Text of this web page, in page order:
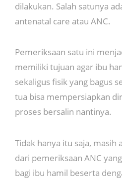
dilakukan. Salah satunya
antenatal care atau ANC.
Pemeriksaan satu ini
memiliki tujuan agar ibu
sekaligus fisik yang bagus
tua bisa mempersiapkan
proses bersalin nantinya.
Tidak hanya itu saja, masih
dari pemeriksaan ANC
bagi ibu hamil beserta